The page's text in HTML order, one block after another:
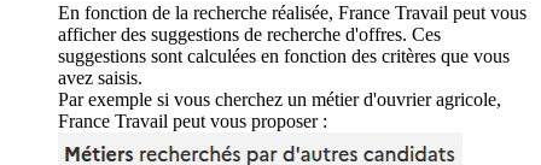
En fonction de la recherche réalisée, France Travail peut vous
afficher des suggestions de recherche d'offres. Ces
suggestions sont calculées en fonction des critères que vous
avez saisis.
Par exemple si vous cherchez un métier d'ouvrier agricole,
France Travail peut vous proposer :